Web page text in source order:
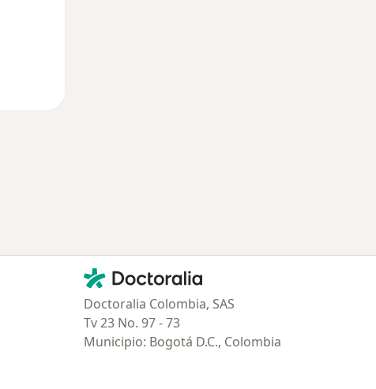
Contacto
Doctoralia - Página de inicio
Doctoralia Colombia, SAS
Tv 23 No. 97 - 73
Municipio: Bogotá D.C., Colombia